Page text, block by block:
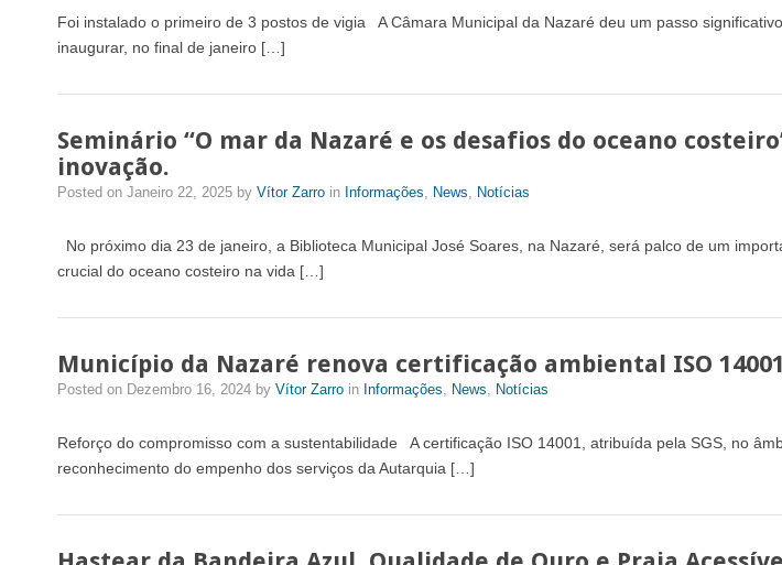
Foi instalado o primeiro de 3 postos de vigia A Câmara Municipal da Nazaré deu um passo
inaugurar, no final de janeiro […]
Seminário “O mar da Nazaré e os desafios do oceano
inovação.
Posted on Janeiro 22, 2025 by Vítor Zarro in Informações, News, Notícias
No próximo dia 23 de janeiro, a Biblioteca Municipal José Soares, na Nazaré, será palco de um
crucial do oceano costeiro na vida […]
Município da Nazaré renova certificação ambiental ISO
Posted on Dezembro 16, 2024 by Vítor Zarro in Informações, News, Notícias
Reforço do compromisso com a sustentabilidade A certificação ISO 14001, atribuída pela SGS, no
reconhecimento do empenho dos serviços da Autarquia […]